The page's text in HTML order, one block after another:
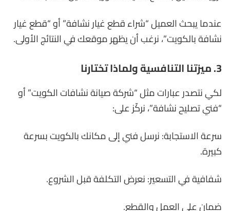
عندما يبحث العميل “شراء قطع غيار نشافة” أو “قطع غيار
نشافة بالكويت”، نرغب أن يظهر موقعك في النتائج الأولى.
3. ميزتنا التنافسية ولماذا تختارنا
لكي نتصدر عبارات مثل “شركة صيانة نشافات الكويت” أو
“فني تصليح نشافة”، نركّز على:
سرعة الاستجابة: نرسل فني إلى مكانك بالكويت بسرعة
كبيرة.
شفافية في التسعير: نعرض التكلفة قبل الشروع.
ضمان على العمل والقطع.